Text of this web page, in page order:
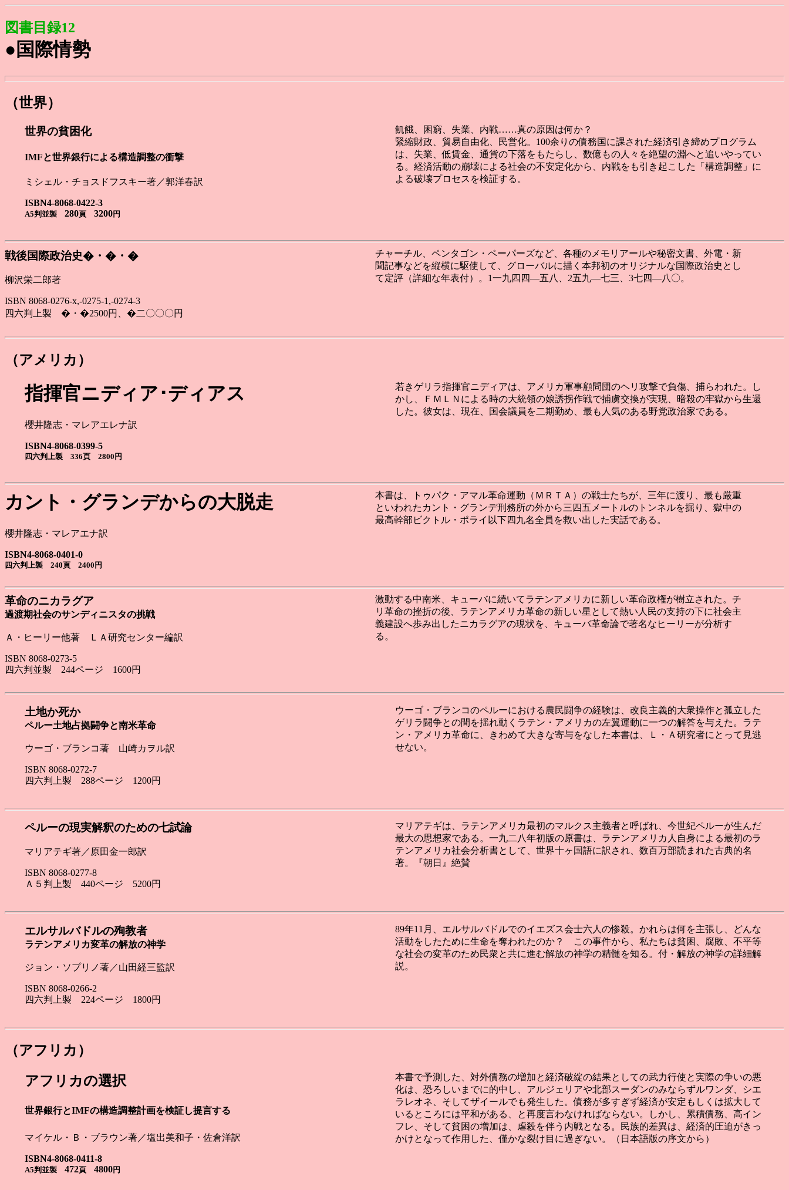
図書目録12
●国際情勢
（世界）
世界の貧困化
IMFと世界銀行による構造調整の衝撃
ミシェル・チョスドフスキー著／郭洋春訳
ISBN4-8068-0422-3
A5判並製 280頁 3200円
飢餓、困窮、失業、内戦……真の原因は何か？
緊縮財政、貿易自由化、民営化。100余りの債務国に課された経済引き締めプログラム
は、失業、低賃金、通貨の下落をもたらし、数億もの人々を絶望の淵へと追いやってい
る。経済活動の崩壊による社会の不安定化から、内戦をも引き起こした「構造調整」に
よる破壊プロセスを検証する。
戦後国際政治史�・�・�
柳沢栄二郎著
ISBN 8068-0276-x,-0275-1,-0274-3
四六判上製 �・�2500円、�二〇〇〇円
チャーチル、ペンタゴン・ペーパーズなど、各種のメモリアールや秘密文書、外電・新
聞記事などを縦横に駆使して、グローバルに描く本邦初のオリジナルな国際政治史とし
て定評（詳細な年表付）。1一九四四―五八、2五九―七三、3七四―八〇。
（アメリカ）
指揮官ニディア･ディアス
櫻井隆志・マレアエレナ訳
ISBN4-8068-0399-5
四六判上製 336頁 2800円
若きゲリラ指揮官ニディアは、アメリカ軍事顧問団のヘリ攻撃で負傷、捕らわれた。し
かし、ＦＭＬＮによる時の大統領の娘誘拐作戦で捕虜交換が実現、暗殺の牢獄から生還
した。彼女は、現在、国会議員を二期勤め、最も人気のある野党政治家である。
カント・グランデからの大脱走
櫻井隆志・マレアエナ訳
ISBN4-8068-0401-0
四六判上製 240頁 2400円
本書は、トゥパク・アマル革命運動（ＭＲＴＡ）の戦士たちが、三年に渡り、最も厳重
といわれたカント・グランデ刑務所の外から三四五メートルのトンネルを掘り、獄中の
最高幹部ビクトル・ポライ以下四九名全員を救い出した実話である。
革命のニカラグア
過渡期社会のサンディニスタの挑戦
Ａ・ヒーリー他著 ＬＡ研究センター編訳
ISBN 8068-0273-5
四六判並製 244ページ 1600円
激動する中南米、キューバに続いてラテンアメリカに新しい革命政権が樹立された。チ
リ革命の挫折の後、ラテンアメリカ革命の新しい星として熱い人民の支持の下に社会主
義建設へ歩み出したニカラグアの現状を、キューバ革命論で著名なヒーリーが分析す
る。
土地か死か
ペルー土地占拠闘争と南米革命
ウーゴ・ブランコ著 山崎カヲル訳
ISBN 8068-0272-7
四六判上製 288ページ 1200円
ウーゴ・ブランコのペルーにおける農民闘争の経験は、改良主義的大衆操作と孤立した
ゲリラ闘争との間を揺れ動くラテン・アメリカの左翼運動に一つの解答を与えた。ラテ
ン・アメリカ革命に、きわめて大きな寄与をなした本書は、Ｌ・Ａ研究者にとって見逃
せない。
ペルーの現実解釈のための七試論
マリアテギ著／原田金一郎訳
ISBN 8068-0277-8
Ａ５判上製 440ページ 5200円
マリアテギは、ラテンアメリカ最初のマルクス主義者と呼ばれ、今世紀ペルーが生んだ
最大の思想家である。一九二八年初版の原書は、ラテンアメリカ人自身による最初のラ
テンアメリカ社会分析書として、世界十ヶ国語に訳され、数百万部読まれた古典的名
著。『朝日』絶賛
エルサルバドルの殉教者
ラテンアメリカ変革の解放の神学
ジョン・ソプリノ著／山田経三監訳
ISBN 8068-0266-2
四六判上製 224ページ 1800円
89年11月、エルサルバドルでのイエズス会士六人の惨殺。かれらは何を主張し、どんな
活動をしたために生命を奪われたのか？ この事件から、私たちは貧困、腐敗、不平等
な社会の変革のため民衆と共に進む解放の神学の精髄を知る。付・解放の神学の詳細解
説。
（アフリカ）
アフリカの選択
世界銀行とIMFの構造調整計画を検証し提言する
マイケル・Ｂ・ブラウン著／塩出美和子・佐倉洋訳
ISBN4-8068-0411-8
A5判並製 472頁 4800円
本書で予測した、対外債務の増加と経済破綻の結果としての武力行使と実際の争いの悪
化は、恐ろしいまでに的中し、アルジェリアや北部スーダンのみならずルワンダ、シエ
ラレオネ、そしてザイールでも発生した。債務が多すぎず経済が安定もしくは拡大して
いるところには平和がある、と再度言わなければならない。しかし、累積債務、高イン
フレ、そして貧困の増加は、虐殺を伴う内戦となる。民族的差異は、経済的圧迫がきっ
かけとなって作用した、僅かな裂け目に過ぎない。（日本語版の序文から）